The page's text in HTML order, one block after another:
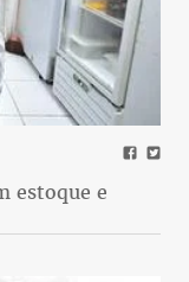
estoque e